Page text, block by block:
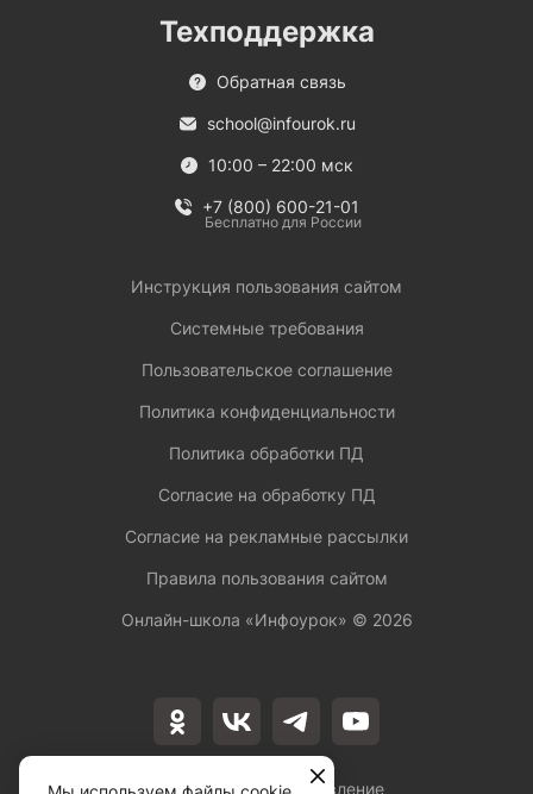
Лицензия на осуществление
Техподдержка
Обратная связь
school@infourok.ru
10:00 – 22:00 мск
+7 (800) 600-21-01
Бесплатно для России
Инструкция пользования сайтом
Системные требования
Пользовательское соглашение
Политика конфиденциальности
Политика обработки ПД
Согласие на обработку ПД
Согласие на рекламные рассылки
Правила пользования сайтом
Онлайн-школа «Инфоурок» © 2026